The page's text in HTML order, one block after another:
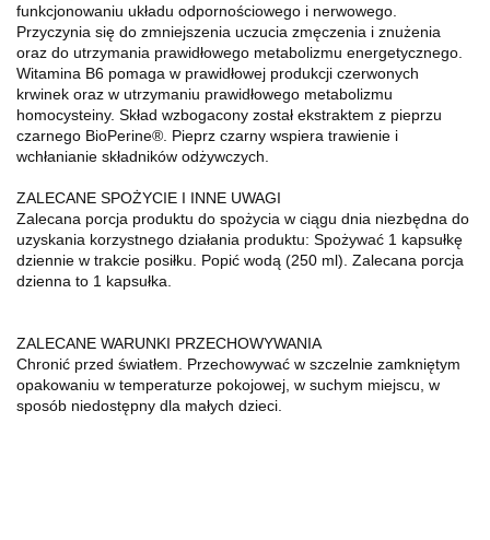
funkcjonowaniu układu odpornościowego i nerwowego.
Przyczynia się do zmniejszenia uczucia zmęczenia i znużenia
oraz do utrzymania prawidłowego metabolizmu energetycznego.
Witamina B6 pomaga w prawidłowej produkcji czerwonych
krwinek oraz w utrzymaniu prawidłowego metabolizmu
homocysteiny. Skład wzbogacony został ekstraktem z pieprzu
czarnego BioPerine®. Pieprz czarny wspiera trawienie i
wchłanianie składników odżywczych.
ZALECANE SPOŻYCIE I INNE UWAGI
Zalecana porcja produktu do spożycia w ciągu dnia niezbędna do
uzyskania korzystnego działania produktu: Spożywać 1 kapsułkę
dziennie w trakcie posiłku. Popić wodą (250 ml). Zalecana porcja
dzienna to 1 kapsułka.
ZALECANE WARUNKI PRZECHOWYWANIA
Chronić przed światłem. Przechowywać w szczelnie zamkniętym
opakowaniu w temperaturze pokojowej, w suchym miejscu, w
sposób niedostępny dla małych dzieci.